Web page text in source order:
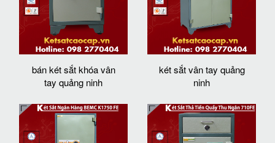
bán két sắt khóa vân
tay quảng ninh
két sắt vân tay quảng
ninh